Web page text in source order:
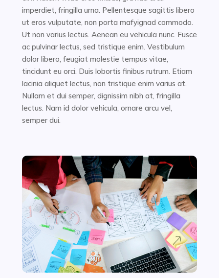
imperdiet, fringilla urna. Pellentesque sagittis libero
ut eros vulputate, non porta mafyignad commodo.
Ut non varius lectus. Aenean eu vehicula nunc. Fusce
ac pulvinar lectus, sed tristique enim. Vestibulum
dolor libero, feugiat molestie tempus vitae,
tincidunt eu orci. Duis lobortis finibus rutrum. Etiam
lacinia aliquet lectus, non tristique enim varius at.
Nullam et dui semper, dignissim nibh at, fringilla
lectus. Nam id dolor vehicula, ornare arcu vel,
semper dui.